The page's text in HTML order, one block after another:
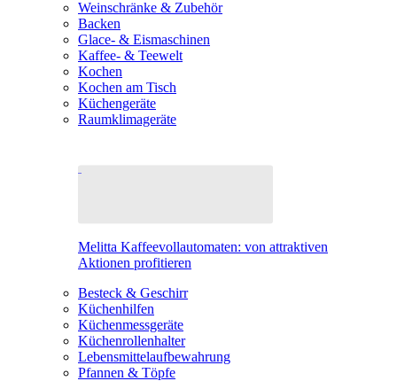
Weinschränke & Zubehör
Backen
Glace- & Eismaschinen
Kaffee- & Teewelt
Kochen
Kochen am Tisch
Küchengeräte
Raumklimageräte
Melitta Kaffeevollautomaten: von attraktiven
Aktionen profitieren
Besteck & Geschirr
Küchenhilfen
Küchenmessgeräte
Küchenrollenhalter
Lebensmittelaufbewahrung
Pfannen & Töpfe